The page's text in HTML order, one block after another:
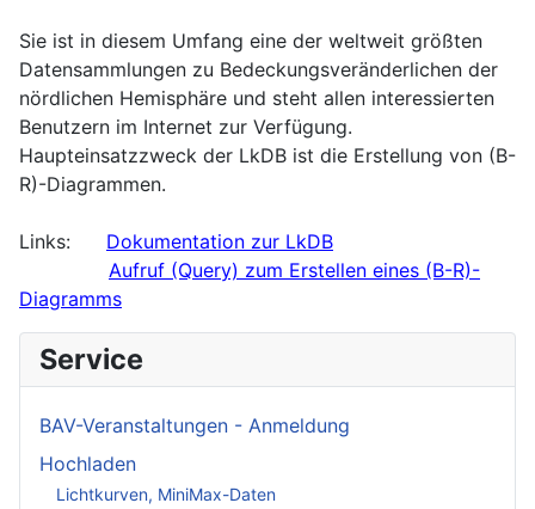
Sie ist in diesem Umfang eine der weltweit größten
Datensammlungen zu Bedeckungsveränderlichen der
nördlichen Hemisphäre und steht allen interessierten
Benutzern im Internet zur Verfügung.
Haupteinsatzzweck der LkDB ist die Erstellung von (B-
R)-Diagrammen.
Links: Dokumentation zur LkDB
Aufruf (Query) zum Erstellen eines (B-R)-
Diagramms
Service
BAV-Veranstaltungen - Anmeldung
Hochladen
Lichtkurven, MiniMax-Daten